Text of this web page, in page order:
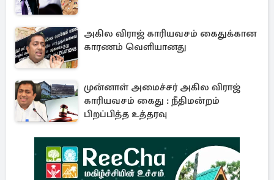
அகில விராஜ் காரியவசம் கைதுக்கான
காரணம் வெளியானது
முன்னாள் அமைச்சர் அகில விராஜ்
காரியவசம் கைது : நீதிமன்றம்
பிறப்பித்த உத்தரவு